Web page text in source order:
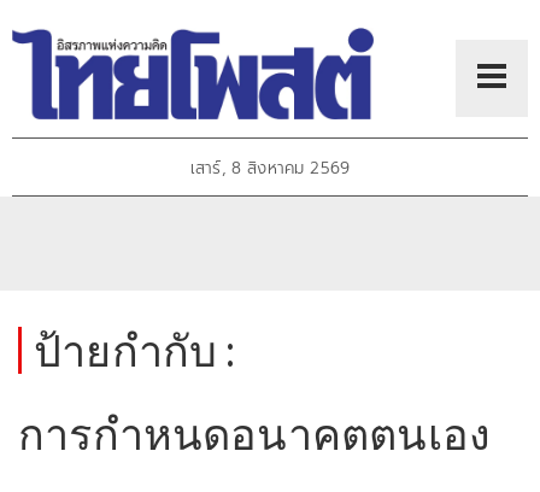
เสาร์, 8 สิงหาคม 2569
ป้ายกำกับ :
การกำหนดอนาคตตนเอง